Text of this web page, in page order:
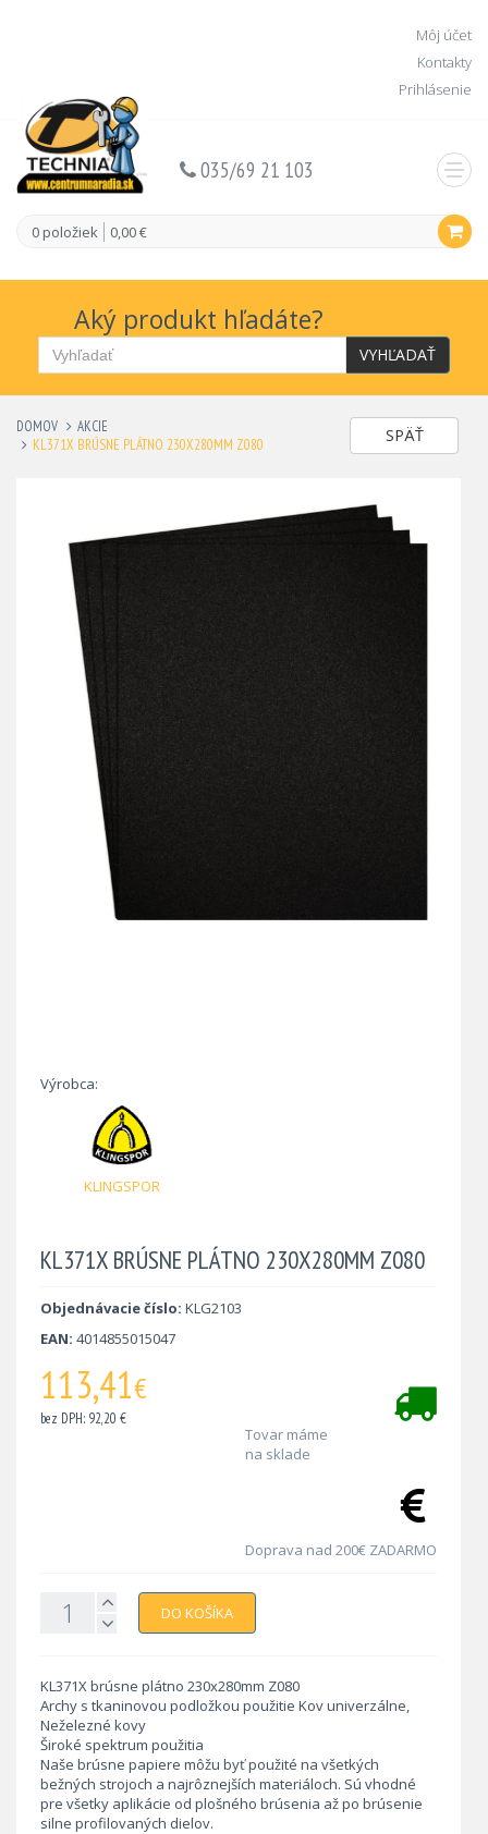
Môj účet
Kontakty
Prihlásenie
0 položiek 0,00 €
035/69 21 103
Aký produkt hľadáte?
VYHĽADAŤ
SPÄŤ
DOMOV
AKCIE
KL371X BRÚSNE PLÁTNO 230X280MM Z080
Výrobca:
KLINGSPOR
KL371X BRÚSNE PLÁTNO 230X280MM Z080
Objednávacie číslo: KLG2103
EAN: 4014855015047
113,41€
bez DPH: 92,20 €
Tovar máme
na sklade
Doprava nad 200€ ZADARMO
DO KOŠÍKA
KL371X brúsne plátno 230x280mm Z080
Archy s tkaninovou podložkou použitie Kov univerzálne,
Neželezné kovy
Široké spektrum použitia
Naše brúsne papiere môžu byť použité na všetkých
bežných strojoch a najrôznejších materiáloch. Sú vhodné
pre všetky aplikácie od plošného brúsenia až po brúsenie
silne profilovaných dielov.